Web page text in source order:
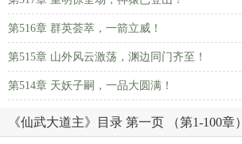
第516章 群英荟萃，一箭立威！
第515章 山外风云激荡，渊边同门齐至！
第514章 天妖子嗣，一品大圆满！
《仙武大道主》目录 第一页 （第1-100章）